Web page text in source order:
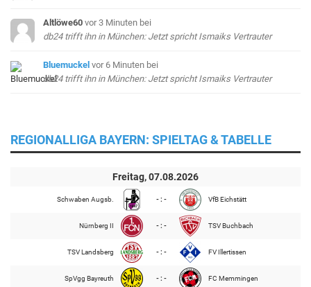
Altlöwe60 vor 3 Minuten bei
db24 trifft ihn in München: Jetzt spricht Ismaiks Vertrauter
Bluemuckel vor 6 Minuten bei
db24 trifft ihn in München: Jetzt spricht Ismaiks Vertrauter
REGIONALLIGA BAYERN: SPIELTAG & TABELLE
Freitag, 07.08.2026
Schwaben Augsb. - : - VfB Eichstätt
Nürnberg II - : - TSV Buchbach
TSV Landsberg - : - FV Illertissen
SpVgg Bayreuth - : - FC Memmingen